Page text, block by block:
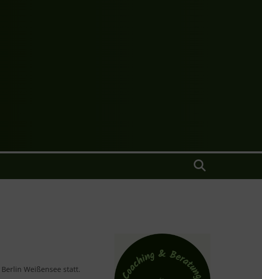
Weißensee statt.